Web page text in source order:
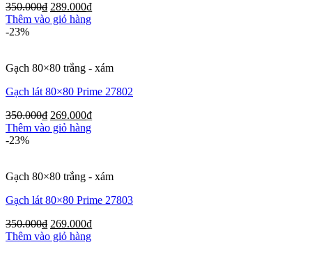
350.000₫ 289.000₫
Thêm vào giỏ hàng
-23%
Gạch 80×80 trắng - xám
Gạch lát 80×80 Prime 27802
350.000₫ 269.000₫
Thêm vào giỏ hàng
-23%
Gạch 80×80 trắng - xám
Gạch lát 80×80 Prime 27803
350.000₫ 269.000₫
Thêm vào giỏ hàng